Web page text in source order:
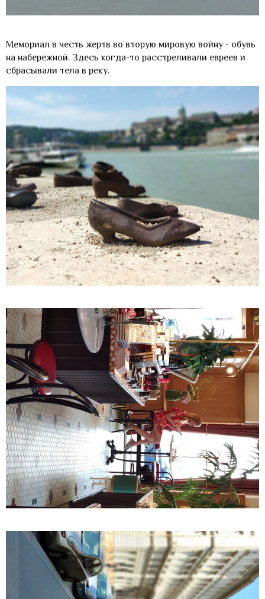
Мемориал в честь жертв во вторую мировую войну - обувь
на набережной. Здесь когда-то расстреливали евреев и
сбрасывали тела в реку.